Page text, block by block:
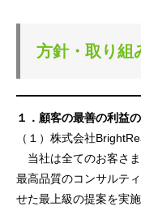
方針・取り組
１．顧客の最善の利益
（１）株式会社
当社は全てのお客さ
最高品質のコンサルテ
せた最上級の提案を実施